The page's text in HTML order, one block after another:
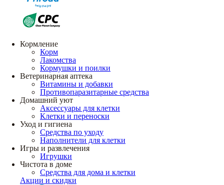
Кормление
Корм
Лакомства
Кормушки и поилки
Ветеринарная аптека
Витамины и добавки
Противопаразитарные средства
Домашний уют
Аксессуары для клетки
Клетки и переноски
Уход и гигиена
Средства по уходу
Наполнители для клетки
Игры и развлечения
Игрушки
Чистота в доме
Средства для дома и клетки
Акции и скидки